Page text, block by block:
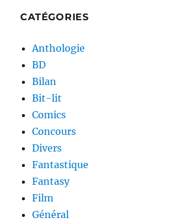
CATÉGORIES
Anthologie
BD
Bilan
Bit-lit
Comics
Concours
Divers
Fantastique
Fantasy
Film
Général